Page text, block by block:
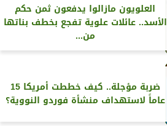
العلويون مازالوا يدفعون ثمن حكم
الأسد.. عائلات علوية تفجع بخطف بناتها
من...
ضربة مؤجلة.. كيف خططت أمريكا 15
عاماً لاستهداف منشأة فوردو النووية؟